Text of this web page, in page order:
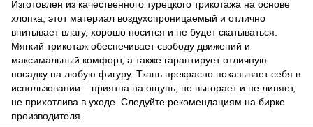
Изготовлен из качественного турецкого трикотажа на основе
хлопка, этот материал воздухопроницаемый и отлично
впитывает влагу, хорошо носится и не будет скатываться.
Мягкий трикотаж обеспечивает свободу движений и
максимальный комфорт, а также гарантирует отличную
посадку на любую фигуру. Ткань прекрасно показывает себя в
использовании – приятна на ощупь, не выгорает и не линяет,
не прихотлива в уходе. Следуйте рекомендациям на бирке
производителя.